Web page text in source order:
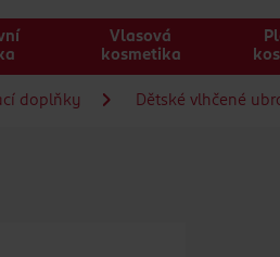
Vlasová
kosmetika
doplňky Dětské vlhčené